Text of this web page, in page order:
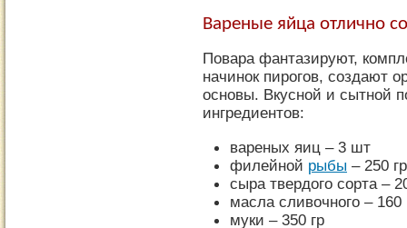
Вареные яйца отлично
Повара фантазируют,
начинок пирогов, создают
основы. Вкусной и сытной
ингредиентов:
вареных яиц – 3 шт
филейной рыбы – 250 гр
сыра твердого сорта –
масла сливочного – 160
муки – 350 гр